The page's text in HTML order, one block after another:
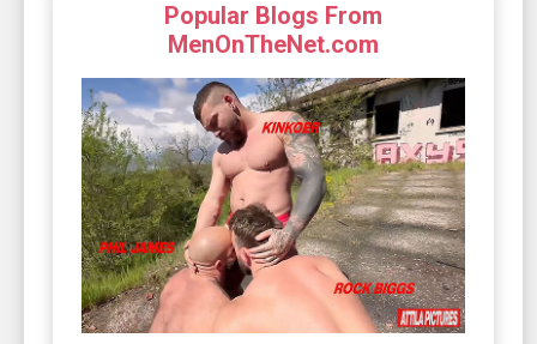
Popular Blogs From
MenOnTheNet.com